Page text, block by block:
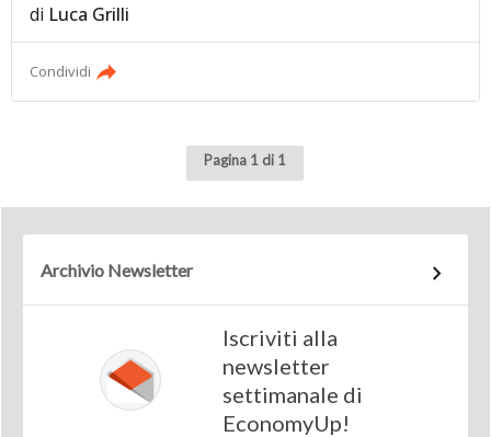
di Luca Grilli
Condividi
Pagina 1 di 1
Archivio Newsletter
Iscriviti alla
newsletter
settimanale di
EconomyUp!